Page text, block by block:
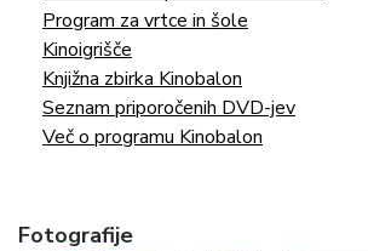
Program za vrtce in šole
Kinoigrišče
Knjižna zbirka Kinobalon
Seznam priporočenih DVD-jev
Več o programu Kinobalon
Fotografije